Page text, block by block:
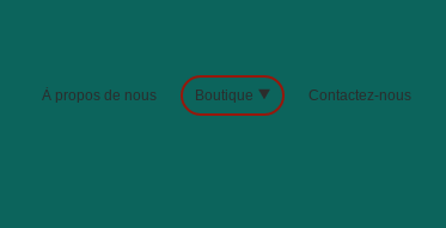
À propos de nous Boutique Contactez-nous